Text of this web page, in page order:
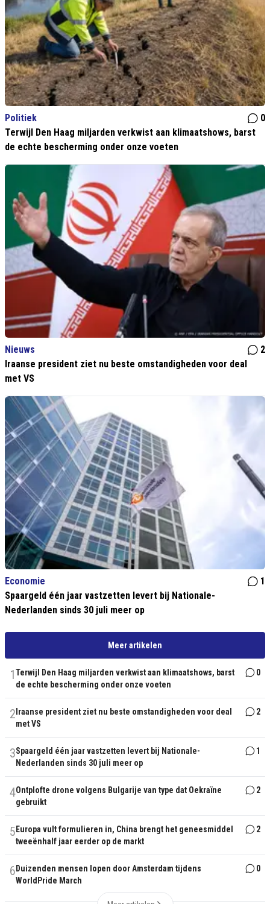
Politiek
0
Terwijl Den Haag miljarden verkwist aan klimaatshows, barst
de echte bescherming onder onze voeten
Nieuws
2
Iraanse president ziet nu beste omstandigheden voor deal
met VS
Economie
1
Spaargeld één jaar vastzetten levert bij Nationale-
Nederlanden sinds 30 juli meer op
Meer artikelen
1Terwijl Den Haag miljarden verkwist aan klimaatshows, barst
de echte bescherming onder onze voeten
0
2 Iraanse president ziet nu beste omstandigheden voor deal
met VS
2
3Spaargeld één jaar vastzetten levert bij Nationale-
Nederlanden sinds 30 juli meer op
1
4Ontplofte drone volgens Bulgarije van type dat Oekraïne
gebruikt
2
5 Europa vult formulieren in, China brengt het geneesmiddel
tweeënhalf jaar eerder op de markt
2
6 Duizenden mensen lopen door Amsterdam tijdens
WorldPride March
0